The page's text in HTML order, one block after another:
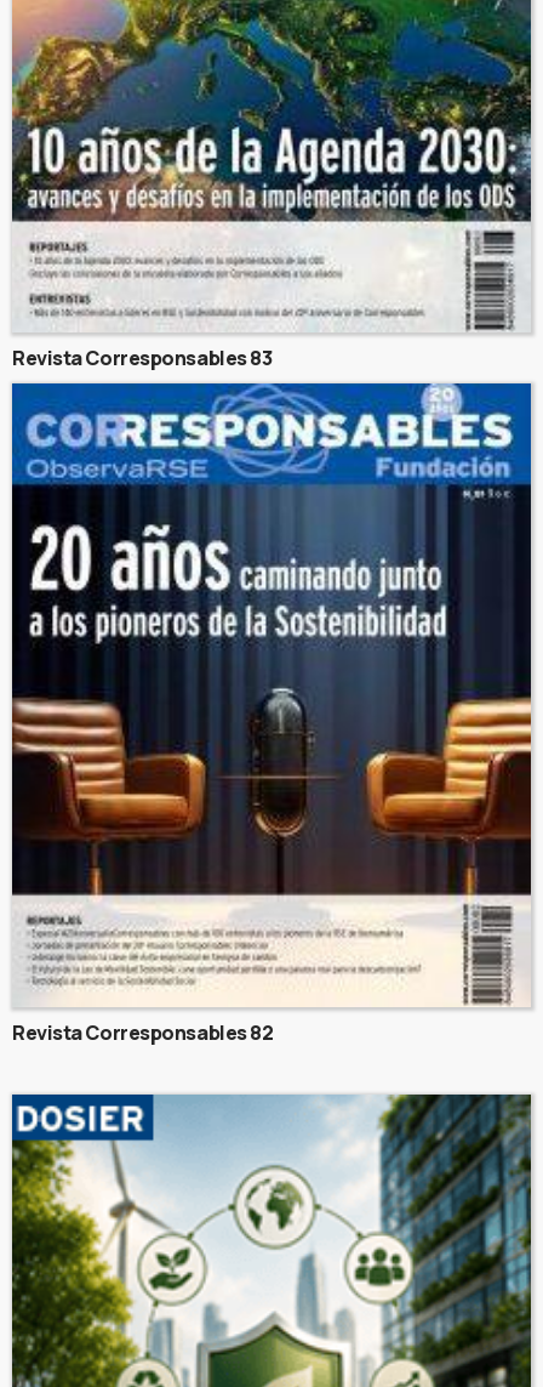
Revista Corresponsables 83
Revista Corresponsables 82